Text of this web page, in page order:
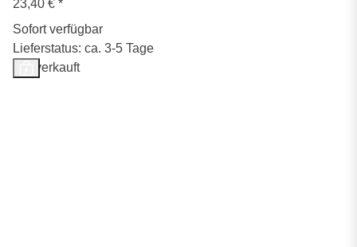
23,40 € *
Sofort verfügbar
Lieferstatus: ca. 3-5 Tage
Ausverkauft